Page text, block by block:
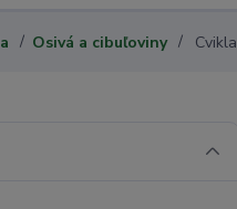
Osivá a cibuľoviny Cvikla